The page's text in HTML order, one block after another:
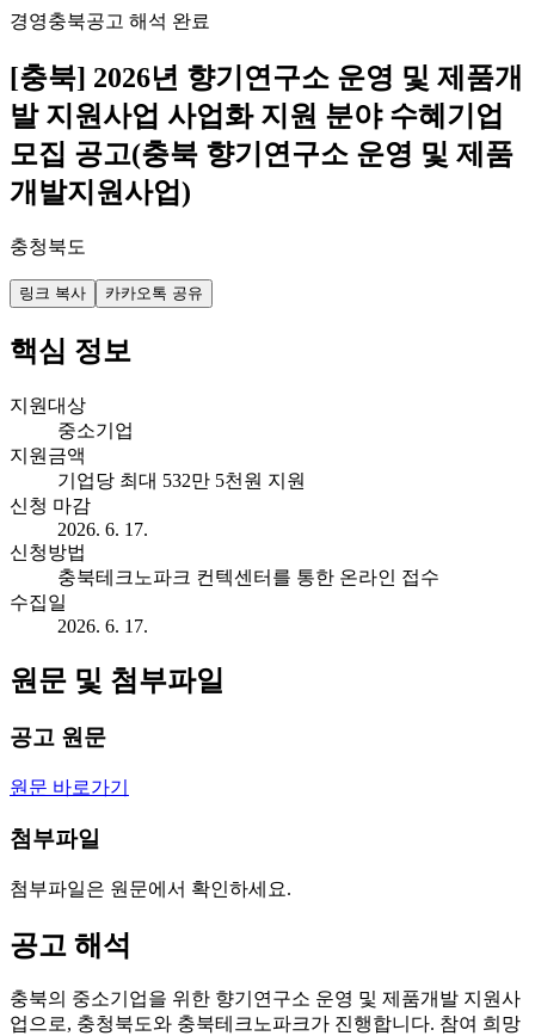
경영충북공고 해석 완료
[충북] 2026년 향기연구소 운영 및 제품개
발 지원사업 사업화 지원 분야 수혜기업
모집 공고(충북 향기연구소 운영 및 제품
개발지원사업)
충청북도
링크 복사 카카오톡 공유
핵심 정보
지원대상
중소기업
지원금액
기업당 최대 532만 5천원 지원
신청 마감
2026. 6. 17.
신청방법
충북테크노파크 컨텍센터를 통한 온라인 접수
수집일
2026. 6. 17.
원문 및 첨부파일
공고 원문
원문 바로가기
첨부파일
첨부파일은 원문에서 확인하세요.
공고 해석
충북의 중소기업을 위한 향기연구소 운영 및 제품개발 지원사
업으로, 충청북도와 충북테크노파크가 진행합니다. 참여 희망